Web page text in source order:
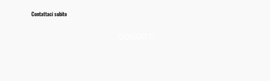
Contattaci subito